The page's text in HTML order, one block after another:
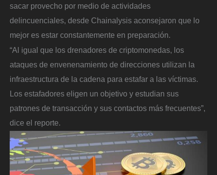
sacar provecho por medio de actividades
delincuenciales, desde Chainalysis aconsejaron que lo
mejor es estar constantemente en preparación.
“Al igual que los drenadores de criptomonedas, los
ataques de envenenamiento de direcciones utilizan la
infraestructura de la cadena para estafar a las víctimas.
Los estafadores eligen un objetivo y estudian sus
patrones de transacción y sus contactos más frecuentes”,
dice el reporte.